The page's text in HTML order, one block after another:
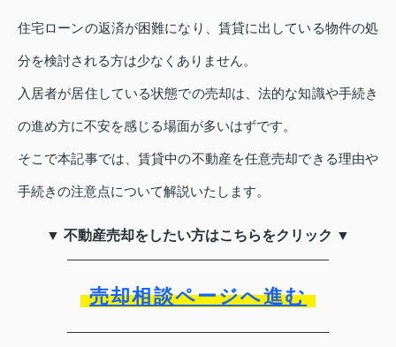
住宅ローンの返済が困難になり、賃貸に出している物件の処
分を検討される方は少なくありません。
入居者が居住している状態での売却は、法的な知識や手続き
の進め方に不安を感じる場面が多いはずです。
そこで本記事では、賃貸中の不動産を任意売却できる理由や
手続きの注意点について解説いたします。
▼ 不動産売却をしたい方はこちらをクリック ▼
売却相談ページへ進む